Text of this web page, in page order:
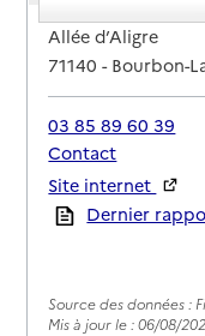
Adresse
Allée d’Aligre
71140-Bourbon-
03 85 89 60 39
Contact
Site internet
Rapport HAS
Dernier
Source des données :
Mis à jour le : 06/08/